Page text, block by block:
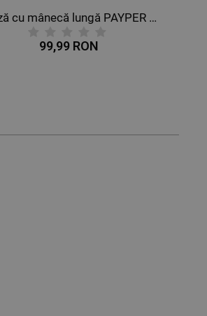
Bluză cu mânecă lungă PAYPER MISTRAL+ ALBASTRU MARIN
99,99 RON